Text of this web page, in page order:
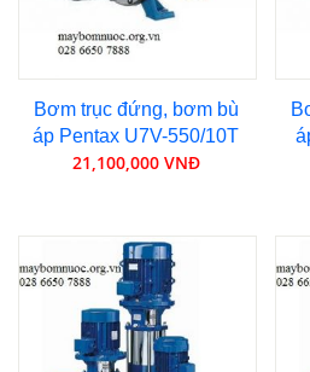
Bơm trục đứng, bơm bù
áp Pentax U7V-550/10T
21,100,000 VNĐ